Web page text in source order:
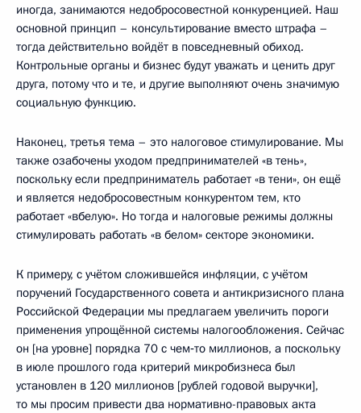
иногда, занимаются недобросовестной конкуренцией. Наш
основной принцип – консультирование вместо штрафа –
тогда действительно войдёт в повседневный обиход.
Контрольные органы и бизнес будут уважать и ценить друг
друга, потому что и те, и другие выполняют очень значимую
социальную функцию.
Наконец, третья тема – это налоговое стимулирование. Мы
также озабочены уходом предпринимателей «в тень»,
поскольку если предприниматель работает «в тени», он ещё
и является недобросовестным конкурентом тем, кто
работает «вбелую». Но тогда и налоговые режимы должны
стимулировать работать «в белом» секторе экономики.
К примеру, с учётом сложившейся инфляции, с учётом
поручений Государственного совета и антикризисного плана
Российской Федерации мы предлагаем увеличить пороги
применения упрощённой системы налогообложения. Сейчас
он [на уровне] порядка 70 с чем‑то миллионов, а поскольку
в июле прошлого года критерий микробизнеса был
установлен в 120 миллионов [рублей годовой выручки],
то мы просим привести два нормативно-правовых акта